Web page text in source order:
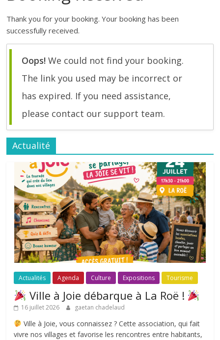
Thank you for your booking. Your booking has been
successfully received.
Oops! We could not find your booking.
The link you used may be incorrect or
has expired. If you need assistance,
please contact our support team.
Actualité
Actualités Agenda Culture Expositions Tourisme
Ville à Joie débarque à La Roë !
16 juillet 2026 gaetan chadelaud
Ville à Joie, vous connaissez ? Cette association, qui fait
vivre nos villages et favorise les rencontres entre habitants,